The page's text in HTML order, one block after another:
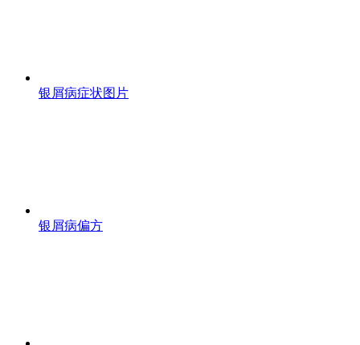
银屑病症状图片
银屑病偏方